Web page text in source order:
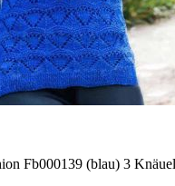
Fb000139 (blau) 3